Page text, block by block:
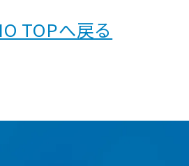
TOPへ戻る